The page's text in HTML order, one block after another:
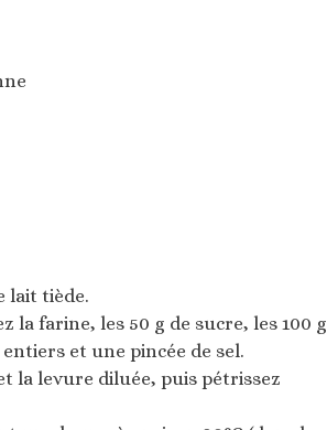
lait tiède.
la farine, les 50 g de sucre, les 100 g
et une pincée de sel.
la levure diluée, puis pétrissez